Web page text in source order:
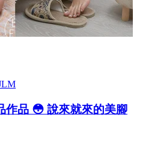
品 😳 說來就來的美腳